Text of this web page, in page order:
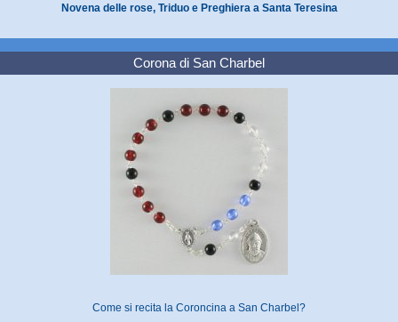
Novena delle rose, Triduo e Preghiera a Santa Teresina
Corona di San Charbel
Come si recita la Coroncina a San Charbel?